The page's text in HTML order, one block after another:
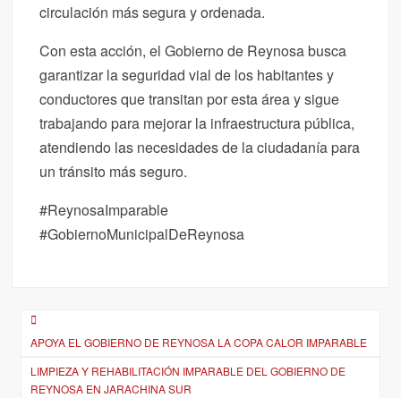
circulación más segura y ordenada.
Con esta acción, el Gobierno de Reynosa busca
garantizar la seguridad vial de los habitantes y
conductores que transitan por esta área y sigue
trabajando para mejorar la infraestructura pública,
atendiendo las necesidades de la ciudadanía para
un tránsito más seguro.
#ReynosaImparable
#GobiernoMunicipalDeReynosa
Navegación
de
entradas
APOYA EL GOBIERNO DE REYNOSA LA COPA CALOR IMPARABLE
LIMPIEZA Y REHABILITACIÓN IMPARABLE DEL GOBIERNO DE
REYNOSA EN JARACHINA SUR